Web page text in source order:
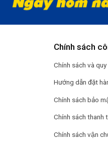
Chính sách
Chính sách và
Hướng dẫn đặt
Chính sách bảo
Chính sách thanh
Chính sách vận